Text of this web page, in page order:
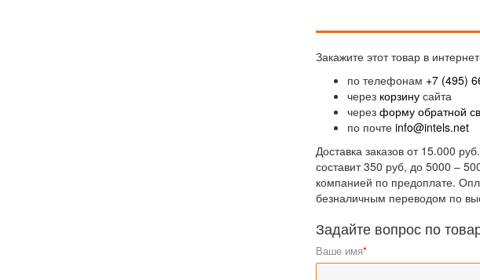
Закажите этот товар в
по телефонам +7 (495)
через корзину сайта
через форму обратной
по почте info@intels.net
Доставка заказов от 15.000
составит 350 руб, до 5000 –
компанией по предоплате.
безналичным переводом по
Задайте вопрос по
Ваше имя*